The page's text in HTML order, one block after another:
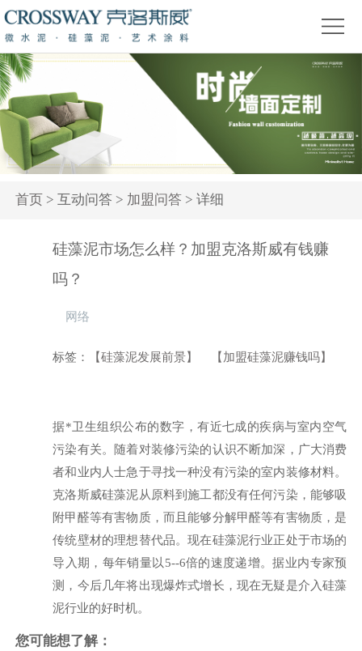
首
页
关
于
我
们
产
品
中
品
新
首页 > 互动问答 > 加盟问答> 详细
硅藻泥市场怎么样？加盟克洛斯威有钱赚
吗？
网络
标签： 【硅藻泥发展前景】 【加盟硅藻泥赚钱吗】
据*卫生组织公布的数字，有近七成的疾病与室内空气
污染有关。随着对装修污染的认识不断加深，广大消费
者和业内人士急于寻找一种没有污染的室内装修材料。
克洛斯威硅藻泥从原料到施工都没有任何污染，能够吸
附甲醛等有害物质，而且能够分解甲醛等有害物质，是
传统壁材的理想替代品。现在硅藻泥行业正处于市场的
导入期，每年销量以5--6倍的速度递增。据业内专家预
测，今后几年将出现爆炸式增长，现在无疑是介入硅藻
泥行业的好时机。
您可能想了解：